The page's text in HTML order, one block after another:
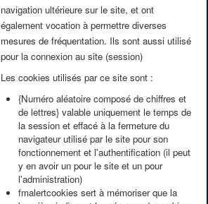
navigation ultérieure sur le site, et ont
également vocation à permettre diverses
mesures de fréquentation. Ils sont aussi utilisé
pour la connexion au site (session)
Les cookies utilisés par ce site sont :
{Numéro aléatoire composé de chiffres et
de lettres} valable uniquement le temps de
la session et effacé à la fermeture du
navigateur utilisé par le site pour son
fonctionnement et l'authentification (il peut
y en avoir un pour le site et un pour
l'administration)
fmalertcookies sert à mémoriser que la